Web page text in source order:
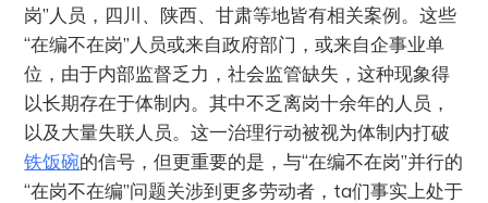
岗”人员，四川、陕西、甘肃等地皆有相关案例。这些
“在编不在岗”人员或来自政府部门，或来自企事业单
位，由于内部监督乏力，社会监管缺失，这种现象得
以长期存在于体制内。其中不乏离岗十余年的人员，
以及大量失联人员。这一治理行动被视为体制内打破
铁饭碗的信号，但更重要的是，与“在编不在岗”并行的
“在岗不在编”问题关涉到更多劳动者，ta们事实上处于